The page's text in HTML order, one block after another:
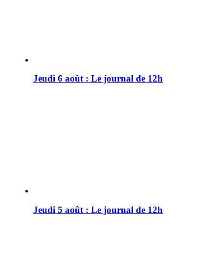
Jeudi 6 août : Le journal de 12h
Jeudi 5 août : Le journal de 12h